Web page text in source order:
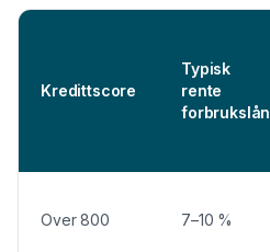
Kredittscore
Typisk
rente
forbrukslån
Over 800 7–10 %